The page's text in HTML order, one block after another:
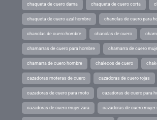
chaqueta de cuero dama chaqueta de cuero corta
chaqueta de cuero azul hombre chanclas de cuero para
chanclas de cuero hombre chanclas de cuero
chamarras de cuero para hombre chamarra de cuero
chamarra de cuero hombre chalecos de cuero
cazadoras moteras de cuero cazadoras de cuero rojas
cazadoras de cuero para moto cazadoras de cuero para
cazadoras de cuero mujer zara cazadoras de cuero mujer